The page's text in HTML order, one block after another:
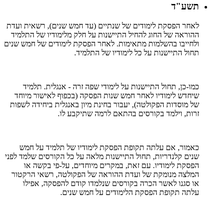
תשע"ד
לאחר הפסקת לימודים של שנתיים (עד חמש שנים), רשאית ועדת
ההוראה של החוג להחיל התיישנות על חלק מלימודיו של התלמיד
ולחייבו בהשלמות מתאימות. לאחר הפסקת לימודים של חמש שנים
תחול התיישנות על כל לימודיו של התלמיד.
כמו-כן, תחול התיישנות על לימודי שפה זרה - אנגלית. תלמיד
שיחדש לימודיו לאחר חמש שנות הפסקה (בכפוף לאישור מיוחד
של מוסדות הפקולטה), יעבור בחינת מיון באנגלית ביחידה לשפות
זרות, וילמד בקורסים בהתאם לרמה שתיקבע לו.
כאמור, אם עלתה תקופת הפסקת לימודיו של תלמיד על חמש
שנים קלנדריות, תחול התיישנות מלאה על כל הקורסים שלמד לפני
הפסקת לימודיו. עם זאת, במקרים מיוחדים, על-פי בקשה או
המלצה מנומקת של ועדת ההוראה של הפקולטה, רשאי הרקטור
או סגנו לאשר הכרה בקורסים שנלמדו קודם להפסקה, אפילו
עלתה תקופת הפסקת הלימודים על חמש שנים.